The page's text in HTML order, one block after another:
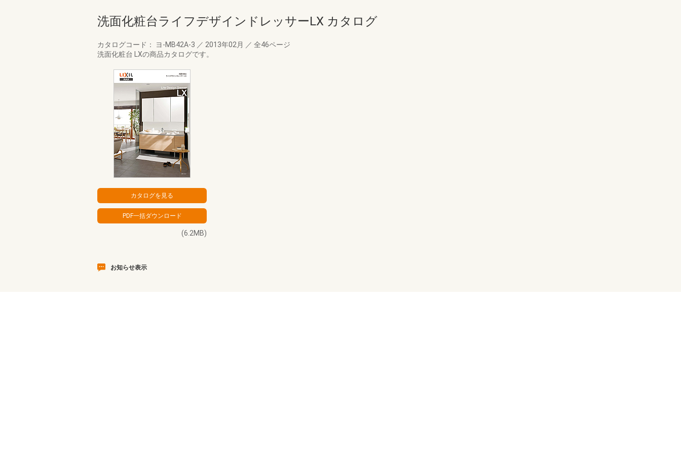
洗面化粧台ライフデザインドレッサーLX カタログ
カタログコード： ヨ-MB42A-3 ／ 2013年02月 ／ 全46ページ
洗面化粧台 LXの商品カタログです。
(6.2MB)
お知らせ表示